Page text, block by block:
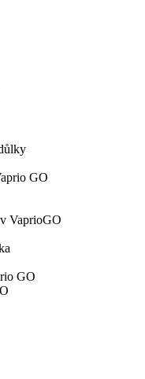
GO
VaprioGO
GO